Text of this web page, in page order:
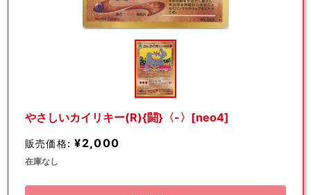
ィ
(1)
を
やさしいカイリキー(R){闘}〈-〉[neo4]
販売価格: ¥2,000
在庫なし